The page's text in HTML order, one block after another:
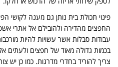
פינוי תכולת בית נותן גם מענה לקושי
החפצים מהדירה ולהובילם אל אתרי
עבודות סבלות אשר עשויות להיות
בכמות גדולה מאוד של חפצים ולעתים
צריך להוריד בחדרי מדרגות. כמו כן יש